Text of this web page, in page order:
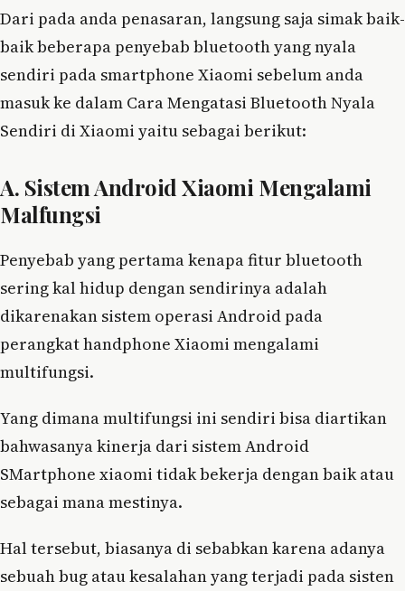
Dari pada anda penasaran, langsung saja simak baik-
baik beberapa penyebab bluetooth yang nyala
sendiri pada smartphone Xiaomi sebelum anda
masuk ke dalam Cara Mengatasi Bluetooth Nyala
Sendiri di Xiaomi yaitu sebagai berikut:
A. Sistem Android Xiaomi Mengalami
Malfungsi
Penyebab yang pertama kenapa fitur bluetooth
sering kal hidup dengan sendirinya adalah
dikarenakan sistem operasi Android pada
perangkat handphone Xiaomi mengalami
multifungsi.
Yang dimana multifungsi ini sendiri bisa diartikan
bahwasanya kinerja dari sistem Android
SMartphone xiaomi tidak bekerja dengan baik atau
sebagai mana mestinya.
Hal tersebut, biasanya di sebabkan karena adanya
sebuah bug atau kesalahan yang terjadi pada sisten